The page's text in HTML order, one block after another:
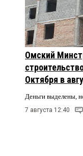
Омский
Октября в
Деньги выделены,
7 августа 12:40